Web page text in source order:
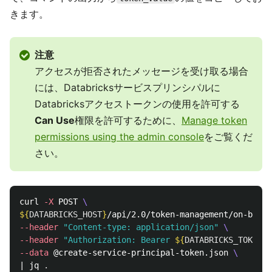
きます。
注意
アクセスが拒否されたメッセージを受け取る場合
には、Databricksサービスプリンシパルに
Databricksアクセストークンの使用を許可する
Can Use権限を許可するために、 Manage token
permissions using the admin consoleをご覧くだ
さい。
curl -X POST \
${DATABRICKS_HOST}/api/2.0/token-management/on-
--header
"Content-type: application/json"
\
--header
"Authorization: Bearer ${DATABRICKS_TOKEN
--data @create-service-principal-token.json \
| jq
.